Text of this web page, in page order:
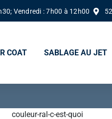
Vendredi : 7h00 à 12h00
COAT SABLAGE AU JET